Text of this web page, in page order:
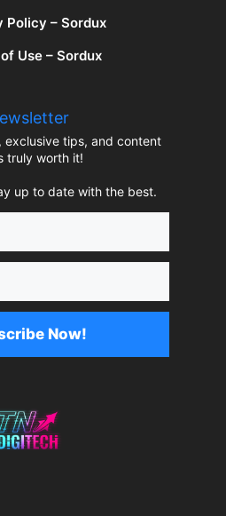
Policy – Sordux
Use – Sordux
exclusive tips, and content
truly worth it!
up to date with the best.
Now!